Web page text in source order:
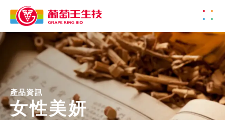
產品資訊
女性美妍